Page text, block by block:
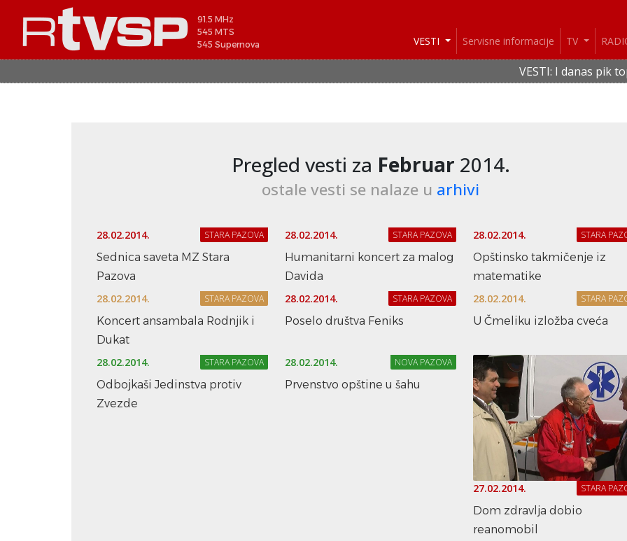
91.5 MHz
545 MTS
545 Supernova
VESTI Servisne informacije TV
VESTI: I danas pik toplotnog
Pregled vesti za Februar 2014.
ostale vesti se nalaze u arhivi
28.02.2014. STARA PAZOVA
Sednica saveta MZ Stara
Pazova
28.02.2014. STARA PAZOVA
Humanitarni koncert za malog
Davida
28.02.2014. STARA
Opštinsko takmičenje iz
matematike
28.02.2014.
STARA PAZOVA
Koncert ansambala Rodnjik i
Dukat
28.02.2014. STARA PAZOVA
Poselo društva Feniks
28.02.2014. STARA
U Čmeliku izložba cveća
28.02.2014. STARA PAZOVA
Odbojkaši Jedinstva protiv
Zvezde
28.02.2014. NOVA PAZOVA
Prvenstvo opštine u šahu
27.02.2014. STARA
Dom zdravlja dobio
reanomobil